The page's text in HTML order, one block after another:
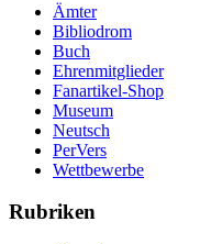
Ämter
Bibliodrom
Buch
Ehrenmitglieder
Fanartikel-Shop
Museum
Neutsch
PerVers
Wettbewerbe
Rubriken